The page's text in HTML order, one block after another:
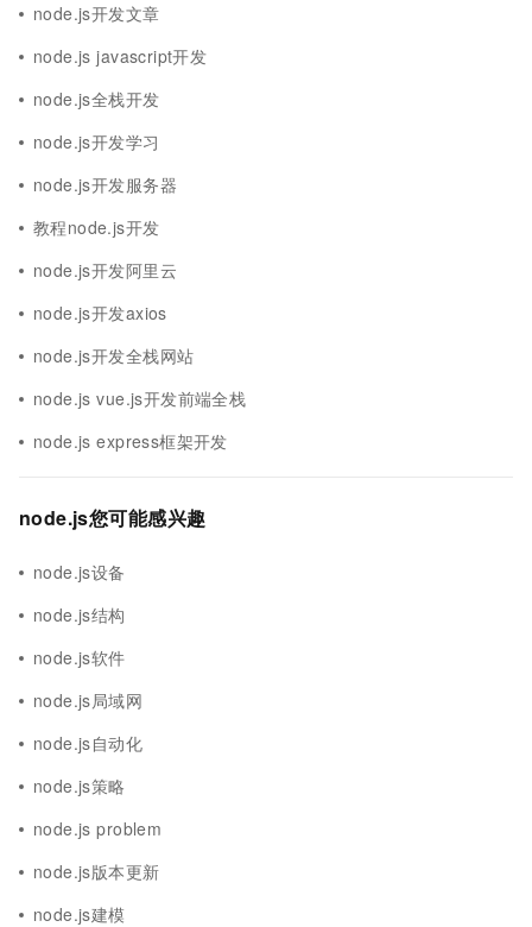
node.js开发文章
node.js javascript开发
node.js全栈开发
node.js开发学习
node.js开发服务器
教程node.js开发
node.js开发阿里云
node.js开发axios
node.js开发全栈网站
node.js vue.js开发前端全栈
node.js express框架开发
node.js您可能感兴趣
node.js设备
node.js结构
node.js软件
node.js局域网
node.js自动化
node.js策略
node.js problem
node.js版本更新
node.js建模